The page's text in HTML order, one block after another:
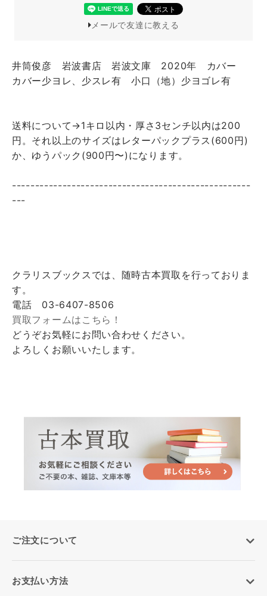
メールで友達に教える
井筒俊彦 岩波書店 岩波文庫 2020年 カバー
カバー少ヨレ、少スレ有 小口（地）少ヨゴレ有
送料について→1キロ以内・厚さ3センチ以内は200
円。それ以上のサイズはレターパックプラス(600円)
か、ゆうパック(900円〜)になります。
----------------------------------------------------
---
クラリスブックスでは、随時古本買取を行っておりま
す。
電話 03-6407-8506
買取フォームはこちら！
どうぞお気軽にお問い合わせください。
よろしくお願いいたします。
ご注文について
お支払い方法